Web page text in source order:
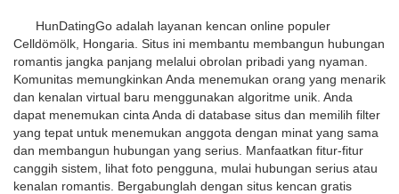
HunDatingGo adalah layanan kencan online populer
Celldömölk, Hongaria. Situs ini membantu membangun hubungan
romantis jangka panjang melalui obrolan pribadi yang nyaman.
Komunitas memungkinkan Anda menemukan orang yang menarik
dan kenalan virtual baru menggunakan algoritme unik. Anda
dapat menemukan cinta Anda di database situs dan memilih filter
yang tepat untuk menemukan anggota dengan minat yang sama
dan membangun hubungan yang serius. Manfaatkan fitur-fitur
canggih sistem, lihat foto pengguna, mulai hubungan serius atau
kenalan romantis. Bergabunglah dengan situs kencan gratis